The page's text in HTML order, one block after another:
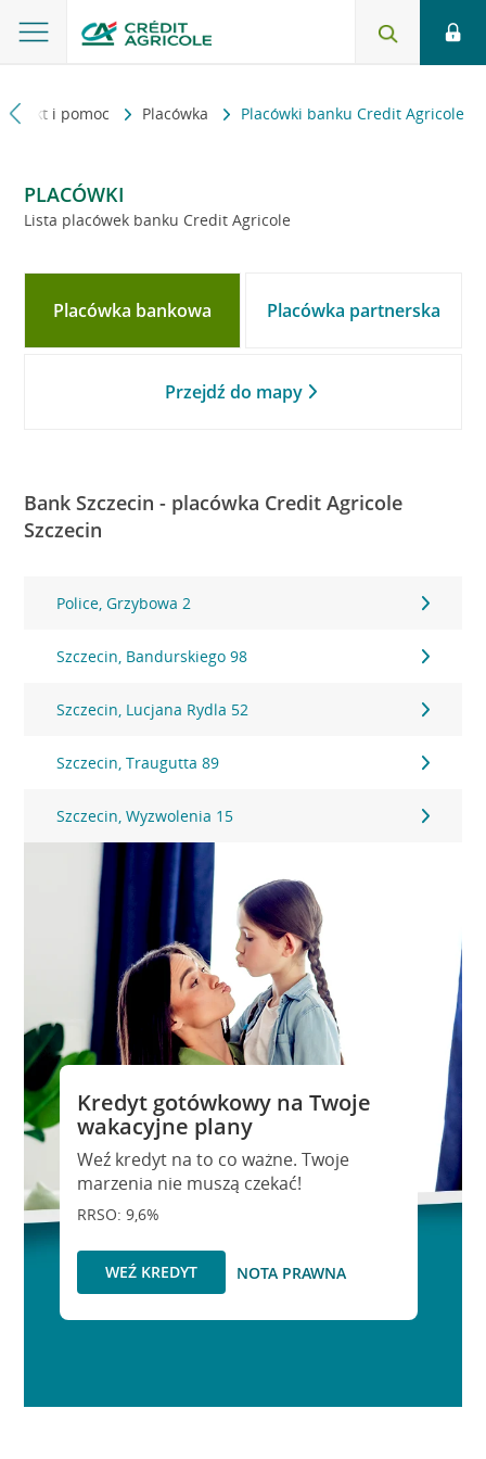
i pomoc Placówka Placówki banku Credit Agricole
PLACÓWKI
Lista placówek banku Credit Agricole
Placówka bankowa Placówka partnerska
Przejdź do mapy
Bank Szczecin - placówka Credit Agricole
Szczecin
Police, Grzybowa 2
Szczecin, Bandurskiego 98
Szczecin, Lucjana Rydla 52
Szczecin, Traugutta 89
Szczecin, Wyzwolenia 15
Kredyt gotówkowy na Twoje
wakacyjne plany
Weź kredyt na to co ważne. Twoje
marzenia nie muszą czekać!
RRSO: 9,6%
WEŹ KREDYT NOTA PRAWNA